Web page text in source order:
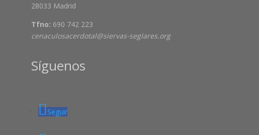
28033 Madrid
Tfno: 690 742 223
cenaculosacerdotal@siervas-seglares.org
Síguenos
Seguir